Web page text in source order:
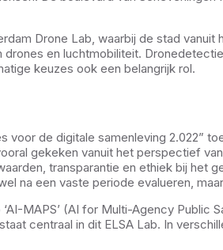
Drone Lab, waarbij de stad
en luchtmobiliteit.
keuzes ook een belangrijk rol.
de digitale samenleving 2.022”
gekeken vanuit het perspectief
transparantie en ethiek bij het
na een vaste periode evalueren,
MAPS’ (AI for Multi-Agency
centraal in dit ELSA Lab. In